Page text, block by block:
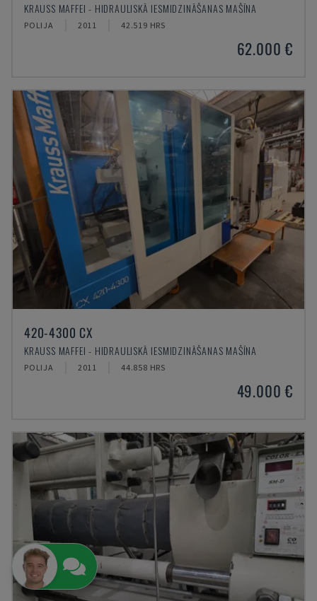
KRAUSS MAFFEI - HIDRAULISKĀ IESMIDZINĀŠANAS MAŠĪNA
POLIJA 2011 42.519 HRS
62.000 €
420-4300 CX
KRAUSS MAFFEI - HIDRAULISKĀ IESMIDZINĀŠANAS MAŠĪNA
POLIJA 2011 44.858 HRS
49.000 €